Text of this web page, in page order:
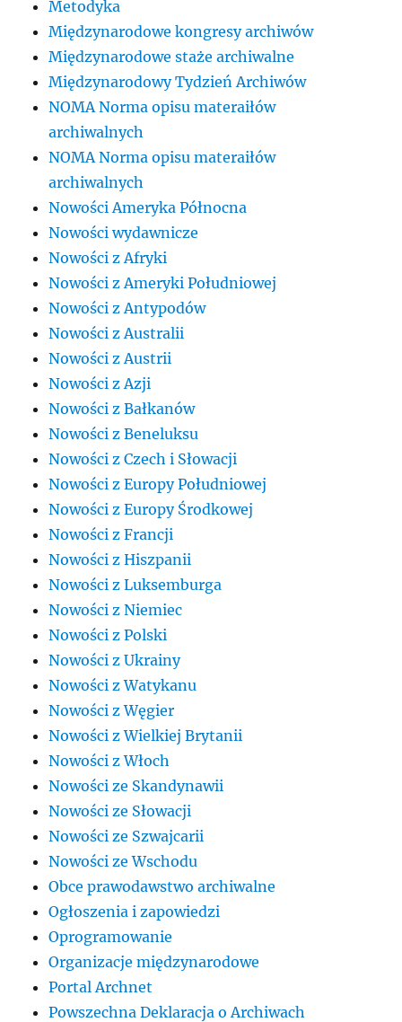
Metodyka
Międzynarodowe kongresy archiwów
Międzynarodowe staże archiwalne
Międzynarodowy Tydzień Archiwów
NOMA Norma opisu materaiłów
archiwalnych
NOMA Norma opisu materaiłów
archiwalnych
Nowości Ameryka Północna
Nowości wydawnicze
Nowości z Afryki
Nowości z Ameryki Południowej
Nowości z Antypodów
Nowości z Australii
Nowości z Austrii
Nowości z Azji
Nowości z Bałkanów
Nowości z Beneluksu
Nowości z Czech i Słowacji
Nowości z Europy Południowej
Nowości z Europy Środkowej
Nowości z Francji
Nowości z Hiszpanii
Nowości z Luksemburga
Nowości z Niemiec
Nowości z Polski
Nowości z Ukrainy
Nowości z Watykanu
Nowości z Węgier
Nowości z Wielkiej Brytanii
Nowości z Włoch
Nowości ze Skandynawii
Nowości ze Słowacji
Nowości ze Szwajcarii
Nowości ze Wschodu
Obce prawodawstwo archiwalne
Ogłoszenia i zapowiedzi
Oprogramowanie
Organizacje międzynarodowe
Portal Archnet
Powszechna Deklaracja o Archiwach